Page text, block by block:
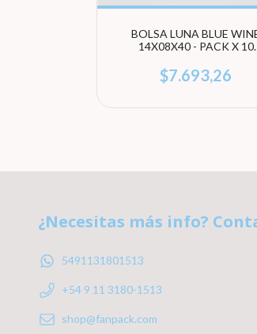
BOLSA LUNA BLUE
14X08X40 - PACK X 10
$7.693,26
¿Necesitas más info?
5491131801513
+54 9 11 3180-1513
shop@fanpack.com